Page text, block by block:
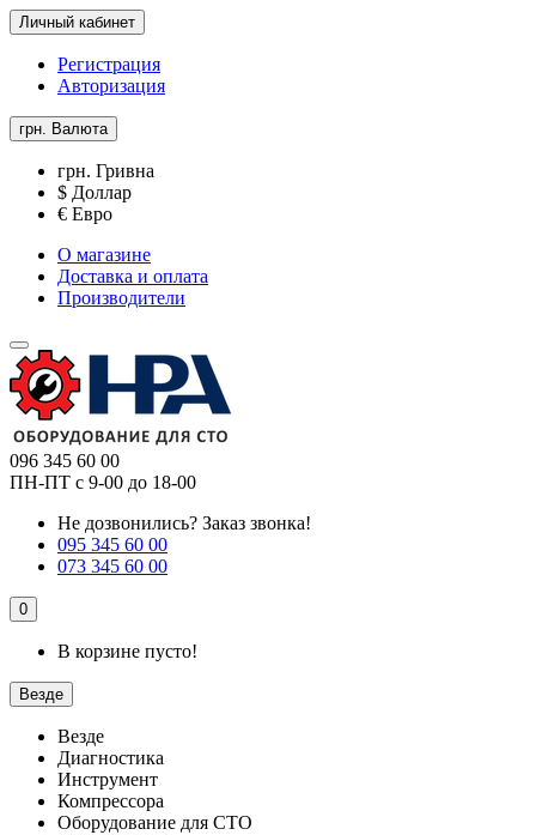
Личный кабинет
Регистрация
Авторизация
грн. Валюта
грн. Гривна
$ Доллар
€ Евро
О магазине
Доставка и оплата
Производители
096 345 60 00
ПН-ПТ с 9-00 до 18-00
Не дозвонились? Заказ звонка!
095 345 60 00
073 345 60 00
0
В корзине пусто!
Везде
Везде
Диагностика
Инструмент
Компрессора
Оборудование для СТО